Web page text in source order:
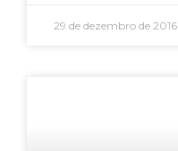
29 de dezembro de 2016